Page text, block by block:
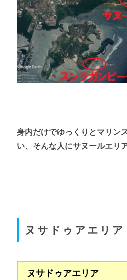
身内だけでゆっくりとマリン
い、そんな人にサヌールエリ
ヌサドゥアエリア
ヌサドゥアエリア